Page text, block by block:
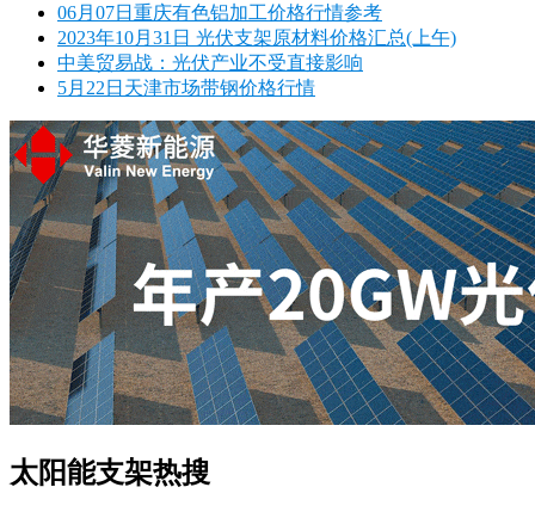
06月07日重庆有色铝加工价格行情参考
2023年10月31日 光伏支架原材料价格汇总(上午)
中美贸易战：光伏产业不受直接影响
5月22日天津市场带钢价格行情
太阳能支架热搜